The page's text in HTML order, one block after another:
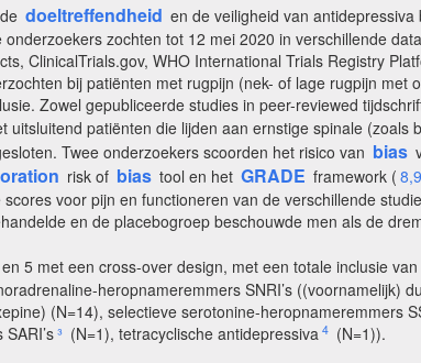
doeltreffendheid en de veiligheid van
onderzoekers zochten tot 12 mei 2020 in verschillende
ClinicalTrials.gov, WHO International Trials Registry
bij patiënten met rugpijn (nek- of lage rugpijn
Zowel gepubliceerde studies in peer-reviewed
uitsluitend patiënten die lijden aan ernstige spinale
Twee onderzoekers scoorden het risico van bias
risk of bias tool en het GRADE framework ( 8,9
voor pijn en functioneren van de verschillende
en de placebogroep beschouwde men als de
5 met een cross-over design, met een totale inclusie
heropnameremmers SNRI’s ((voornamelijk)
(N=14), selectieve serotonine-heropnameremmers
³ (N=1), tetracyclische antidepressiva 4 (N=1)).